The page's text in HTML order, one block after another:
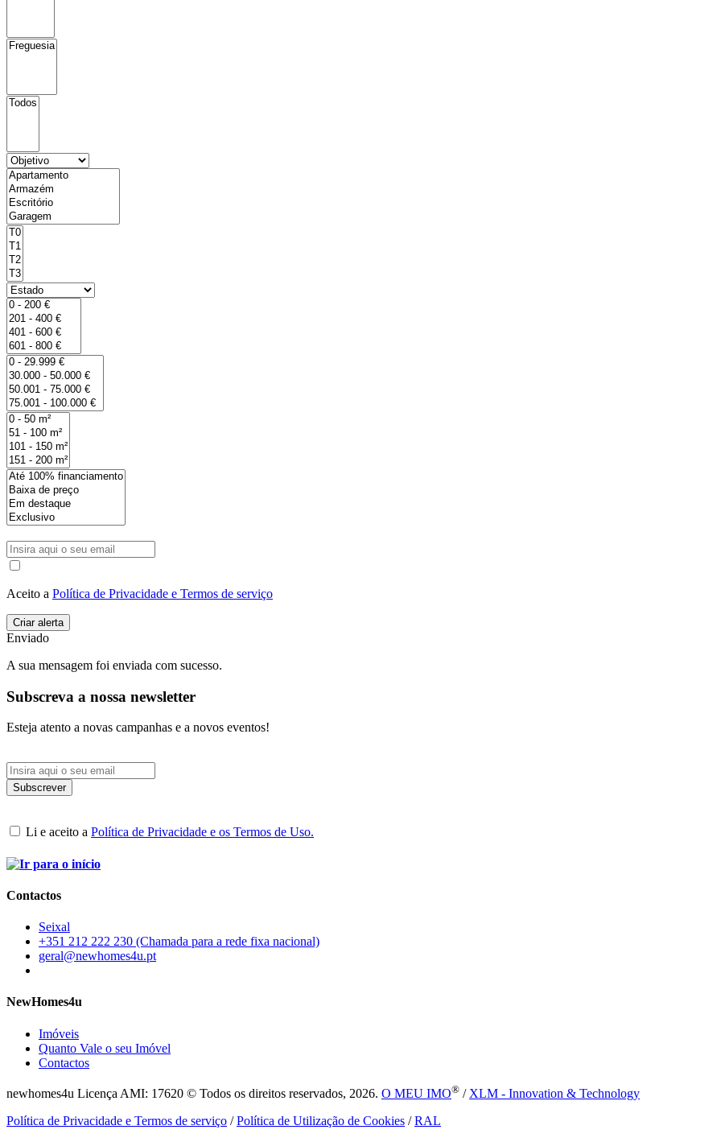
Aceito a Política de Privacidade e Termos de serviço
Enviado
A sua mensagem foi enviada com sucesso.
Subscreva a nossa newsletter
Esteja atento a novas campanhas e a novos eventos!
Li e aceito a Política de Privacidade e os Termos de Uso.
Contactos
Seixal
+351 212 222 230 (Chamada para a rede fixa nacional)
geral@newhomes4u.pt
NewHomes4u
Imóveis
Quanto Vale o seu Imóvel
Contactos
newhomes4u Licença AMI: 17620 © Todos os direitos reservados, 2026. O MEU IMO® / XLM - Innovation & Technology
Política de Privacidade e Termos de serviço /Política de Utilização de Cookies /RAL